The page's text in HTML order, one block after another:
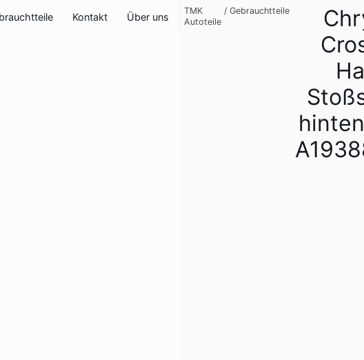
Kontakt Über uns
TMK
Autoteile
/ Gebrauchtteile